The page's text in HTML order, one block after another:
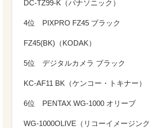
DC-TZ99-K（パナソニック）
4位 PIXPRO FZ45 ブラック
FZ45(BK)（KODAK）
5位 デジタルカメラ ブラック
KC-AF11 BK（ケンコー・トキナー）
6位 PENTAX WG-1000 オリーブ
WG-1000OLIVE（リコーイメージング